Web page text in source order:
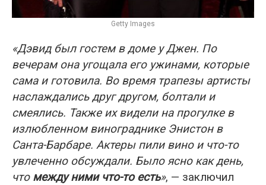
Getty Images
«Дэвид был гостем в доме у Джен. По
вечерам она угощала его ужинами, которые
сама и готовила. Во время трапезы артисты
наслаждались друг другом, болтали и
смеялись. Также их видели на прогулке в
излюбленном винограднике Энистон в
Санта-Барбаре. Актеры пили вино и что-то
увлеченно обсуждали. Было ясно как день,
что между ними что-то есть», — заключил